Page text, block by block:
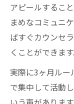
アピールするこ
まめなコミュニ
ばすぐカウンセ
くことができます
実際に3ヶ月ルー
で集中して活動